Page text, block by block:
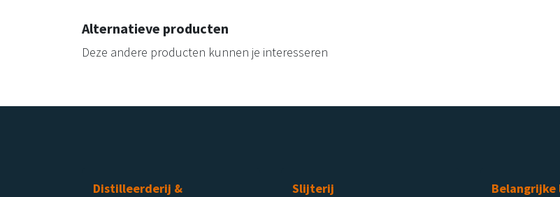
Alternatieve producten
Deze andere producten kunnen je interesseren
Distilleerderij &
Slijterij Belangrijke